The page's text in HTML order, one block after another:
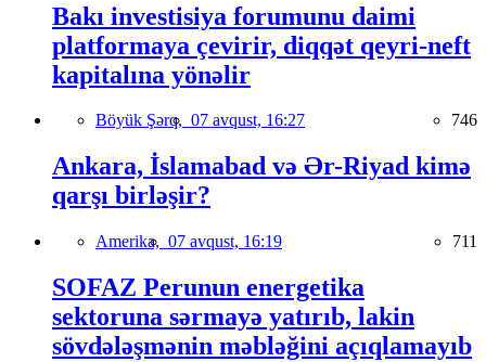
Bakı investisiya forumunu daimi
platformaya çevirir, diqqət qeyri-neft
kapitalına yönəlir
Böyük Şərq, 07 avqust, 16:27 746
Ankara, İslamabad və Ər-Riyad kimə
qarşı birləşir?
Amerika, 07 avqust, 16:19 711
SOFAZ Perunun energetika
sektoruna sərmayə yatırıb, lakin
sövdələşmənin məbləğini açıqlamayıb